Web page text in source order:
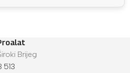
Brijeg
513